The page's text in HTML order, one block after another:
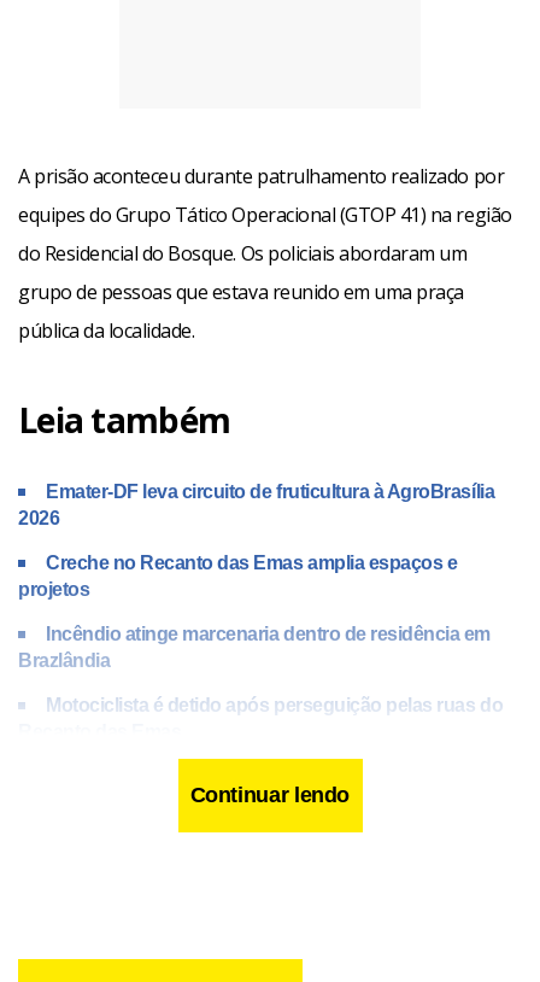
A prisão aconteceu durante patrulhamento realizado por
equipes do Grupo Tático Operacional (GTOP 41) na região
do Residencial do Bosque. Os policiais abordaram um
grupo de pessoas que estava reunido em uma praça
pública da localidade.
Leia também
Emater-DF leva circuito de fruticultura à AgroBrasília
2026
Creche no Recanto das Emas amplia espaços e
projetos
Incêndio atinge marcenaria dentro de residência em
Brazlândia
Motociclista é detido após perseguição pelas ruas do
Continuar lendo